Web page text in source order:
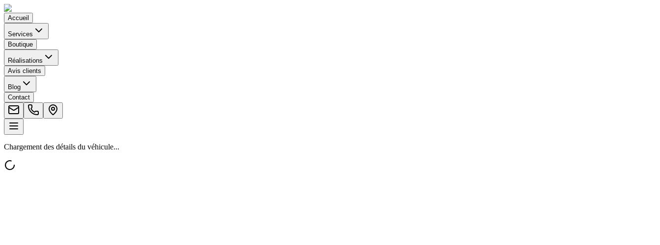
Accueil
Services
Boutique
Réalisations
Avis clients
Blog
Contact
Chargement des détails du véhicule...